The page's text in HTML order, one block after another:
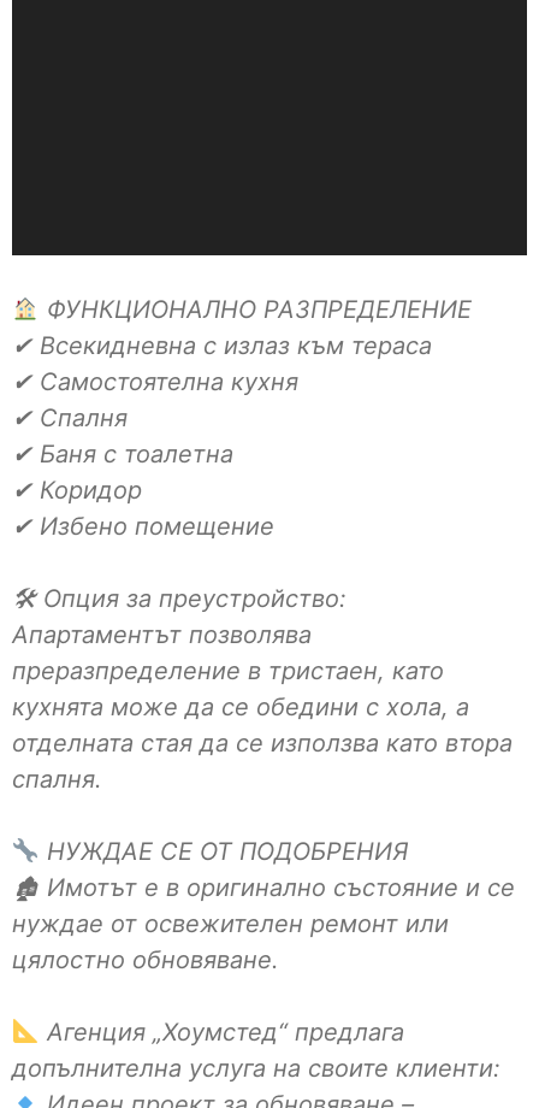
ФУНКЦИОНАЛНО РАЗПРЕДЕЛЕНИЕ
✔ Всекидневна с излаз към тераса
✔ Самостоятелна кухня
✔ Спалня
✔ Баня с тоалетна
✔ Коридор
✔ Избено помещение
🛠 Опция за преустройство:
Апартаментът позволява
преразпределение в тристаен, като
кухнята може да се обедини с хола, а
отделната стая да се използва като втора
спалня.
НУЖДАЕ СЕ ОТ ПОДОБРЕНИЯ
🏚 Имотът е в оригинално състояние и се
нуждае от освежителен ремонт или
цялостно обновяване.
Агенция „Хоумстед“ предлага
допълнителна услуга на своите клиенти: